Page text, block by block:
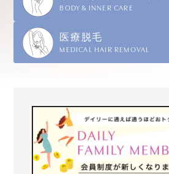
BODY & INNER CARE
医療脱毛
MEDICAL HAIR REMOVAL